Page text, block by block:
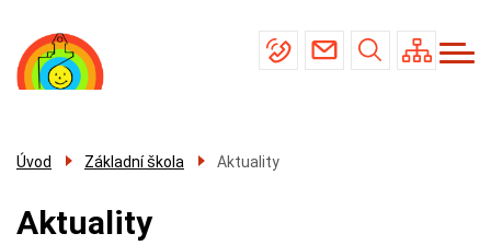
hlavnímu
obsahu
navigace
Mateřská škola
Úřední deska
Kontakty
Úvod Základní škola Aktuality
Aktuality